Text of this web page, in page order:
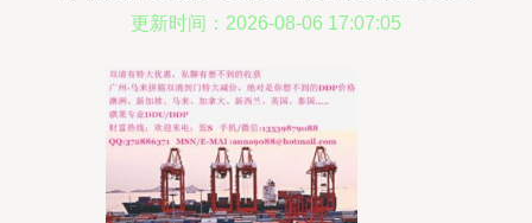
更新时间：2026-08-06 17:07:05